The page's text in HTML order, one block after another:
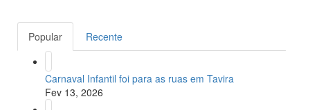
Popular Recente
Carnaval Infantil foi para as ruas em Tavira
Fev 13, 2026